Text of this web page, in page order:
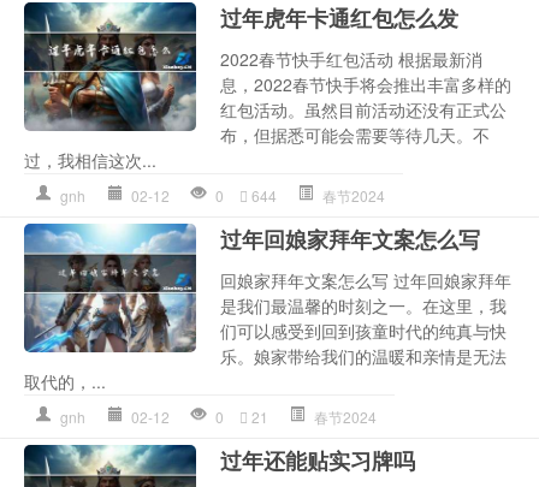
过年虎年卡通红包怎么发
2022春节快手红包活动 根据最新消
息，2022春节快手将会推出丰富多样的
红包活动。虽然目前活动还没有正式公
布，但据悉可能会需要等待几天。不
过，我相信这次...
gnh 02-12 0 644 春节2024
过年回娘家拜年文案怎么写
回娘家拜年文案怎么写 过年回娘家拜年
是我们最温馨的时刻之一。在这里，我
们可以感受到回到孩童时代的纯真与快
乐。娘家带给我们的温暖和亲情是无法
取代的，...
gnh 02-12 0 21 春节2024
过年还能贴实习牌吗